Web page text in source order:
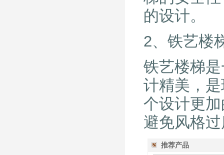
的设计。
2、铁艺楼
铁艺楼梯
计精美，
个设计更
避免风格
推荐产品